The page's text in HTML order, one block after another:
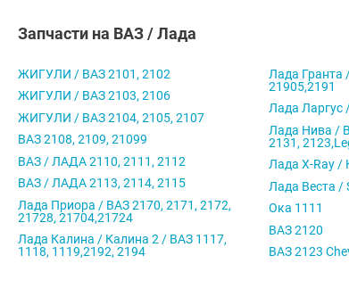
Запчасти на ВАЗ / Лада
ЖИГУЛИ / ВАЗ 2101, 2102
ЖИГУЛИ / ВАЗ 2103, 2106
ЖИГУЛИ / ВАЗ 2104, 2105, 2107
ВАЗ 2108, 2109, 21099
ВАЗ / ЛАДА 2110, 2111, 2112
ВАЗ / ЛАДА 2113, 2114, 2115
Лада Приора / ВАЗ 2170, 2171, 2172,
21728, 21704,21724
Лада Калина / Калина 2 / ВАЗ 1117,
1118, 1119,2192, 2194
Лада Гранта
21905,2191
Лада Ларгус
Лада Нива /
2131,
Лада X-Ray /
Лада Веста /
Ока 1111
ВАЗ 2120
ВАЗ 2123